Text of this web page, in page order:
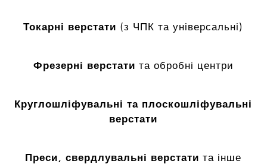
Токарні верстати (з ЧПК та універсальні)
Фрезерні верстати та обробні центри
Круглошліфувальні та плоскошліфувальні
верстати
Преси, свердлувальні верстати та інше